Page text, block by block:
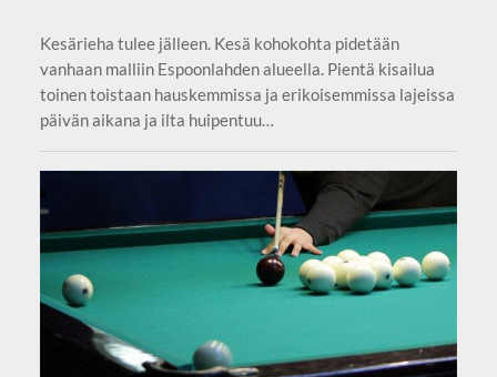
Kesärieha tulee jälleen. Kesä kohokohta pidetään
vanhaan malliin Espoonlahden alueella. Pientä kisailua
toinen toistaan hauskemmissa ja erikoisemmissa lajeissa
päivän aikana ja ilta huipentuu…